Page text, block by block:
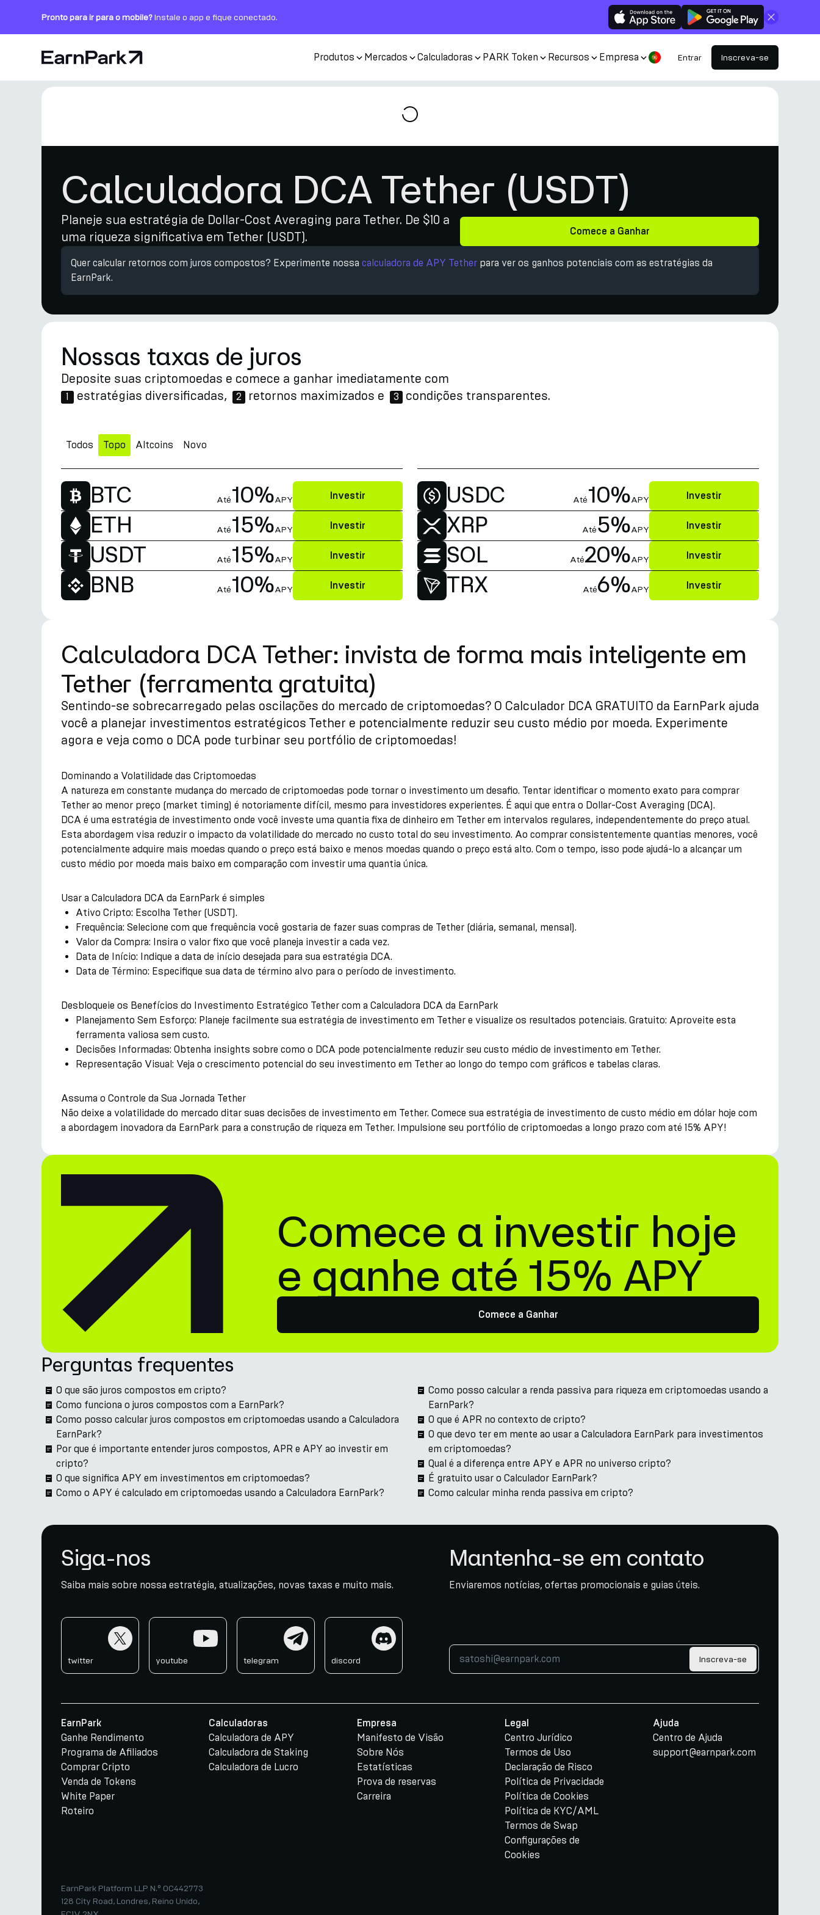
Pronto para ir para o mobile?Instale o app e fique conectado. Fechar
Página Inicial Produtos Mercados Calculadoras PARK Token Recursos Empresa Entrar Inscreva-se
Produtos
PARK Token
Recursos
Empresa
Calculadora DCA Tether (USDT)
Planeje sua estratégia de Dollar-Cost Averaging para Tether. De $10 a
uma riqueza significativa em Tether (USDT).
Comece a Ganhar
Quer calcular retornos com juros compostos? Experimente nossa calculadora de APY Tether para ver os ganhos potenciais com as estratégias da
EarnPark.
Nossas taxas de juros
Deposite suas criptomoedas e comece a ganhar imediatamente com
1 estratégias diversificadas, 2 retornos maximizados e 3 condições transparentes.
Todos Topo Altcoins Novo
BTC Até10%APY Investir
ETH Até15%APY Investir
USDT Até15%APY Investir
BNB Até10%APY Investir
USDC Até10%APY Investir
XRP Até5%APY Investir
SOL Até20%APY Investir
TRX Até6%APY Investir
Calculadora DCA Tether: invista de forma mais inteligente em
Tether (ferramenta gratuita)
Sentindo-se sobrecarregado pelas oscilações do mercado de criptomoedas? O Calculador DCA GRATUITO da EarnPark ajuda
você a planejar investimentos estratégicos Tether e potencialmente reduzir seu custo médio por moeda. Experimente
agora e veja como o DCA pode turbinar seu portfólio de criptomoedas!
Dominando a Volatilidade das Criptomoedas
A natureza em constante mudança do mercado de criptomoedas pode tornar o investimento um desafio. Tentar identificar o momento exato para comprar
Tether ao menor preço (market timing) é notoriamente difícil, mesmo para investidores experientes. É aqui que entra o Dollar-Cost Averaging (DCA).
DCA é uma estratégia de investimento onde você investe uma quantia fixa de dinheiro em Tether em intervalos regulares, independentemente do preço atual.
Esta abordagem visa reduzir o impacto da volatilidade do mercado no custo total do seu investimento. Ao comprar consistentemente quantias menores, você
potencialmente adquire mais moedas quando o preço está baixo e menos moedas quando o preço está alto. Com o tempo, isso pode ajudá-lo a alcançar um
custo médio por moeda mais baixo em comparação com investir uma quantia única.
Usar a Calculadora DCA da EarnPark é simples
Ativo Cripto: Escolha Tether (USDT).
Frequência: Selecione com que frequência você gostaria de fazer suas compras de Tether (diária, semanal, mensal).
Valor da Compra: Insira o valor fixo que você planeja investir a cada vez.
Data de Início: Indique a data de início desejada para sua estratégia DCA.
Data de Término: Especifique sua data de término alvo para o período de investimento.
Desbloqueie os Benefícios do Investimento Estratégico Tether com a Calculadora DCA da EarnPark
Planejamento Sem Esforço: Planeje facilmente sua estratégia de investimento em Tether e visualize os resultados potenciais. Gratuito: Aproveite esta
ferramenta valiosa sem custo.
Decisões Informadas: Obtenha insights sobre como o DCA pode potencialmente reduzir seu custo médio de investimento em Tether.
Representação Visual: Veja o crescimento potencial do seu investimento em Tether ao longo do tempo com gráficos e tabelas claras.
Assuma o Controle da Sua Jornada Tether
Não deixe a volatilidade do mercado ditar suas decisões de investimento em Tether. Comece sua estratégia de investimento de custo médio em dólar hoje com
a abordagem inovadora da EarnPark para a construção de riqueza em Tether. Impulsione seu portfólio de criptomoedas a longo prazo com até 15% APY!
Comece a investir hoje
e ganhe até 15% APY
Comece a Ganhar
Perguntas frequentes
O que são juros compostos em cripto?
Como funciona o juros compostos com a EarnPark?
Como posso calcular juros compostos em criptomoedas usando a Calculadora
EarnPark?
Por que é importante entender juros compostos, APR e APY ao investir em
cripto?
O que significa APY em investimentos em criptomoedas?
Como o APY é calculado em criptomoedas usando a Calculadora EarnPark?
Como posso calcular a renda passiva para riqueza em criptomoedas usando a
EarnPark?
O que é APR no contexto de cripto?
O que devo ter em mente ao usar a Calculadora EarnPark para investimentos
em criptomoedas?
Qual é a diferença entre APY e APR no universo cripto?
É gratuito usar o Calculador EarnPark?
Como calcular minha renda passiva em cripto?
Siga-nos
Saiba mais sobre nossa estratégia, atualizações, novas taxas e muito mais.
twitter youtube telegram discord
Mantenha-se em contato
Enviaremos notícias, ofertas promocionais e guias úteis.
Inscreva-se
EarnPark
Ganhe Rendimento
Programa de Afiliados
Comprar Cripto
Venda de Tokens
White Paper
Roteiro
Calculadoras
Calculadora de APY
Calculadora de Staking
Calculadora de Lucro
Empresa
Manifesto de Visão
Sobre Nós
Estatísticas
Prova de reservas
Carreira
Legal
Centro Jurídico
Termos de Uso
Declaração de Risco
Política de Privacidade
Política de Cookies
Política de KYC/AML
Termos de Swap
Configurações de
Cookies
Ajuda
Centro de Ajuda
support@earnpark.com
EarnPark Platform LLP N.º OC442773
128 City Road, Londres, Reino Unido,